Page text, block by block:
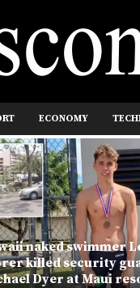
ECONOMY
naked swimmer
killed security
Dyer at Maui